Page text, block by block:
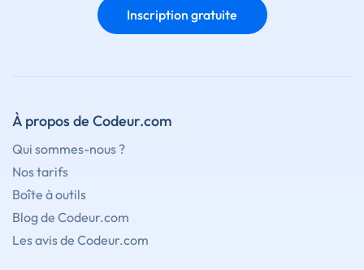
Inscription gratuite
À propos de Codeur.com
Qui sommes-nous ?
Nos tarifs
Boîte à outils
Blog de Codeur.com
Les avis de Codeur.com